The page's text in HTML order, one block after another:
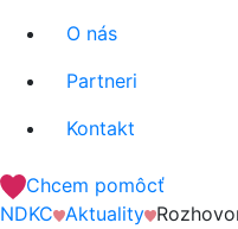
O nás
Partneri
Kontakt
Chcem pomôcť
NDKC Aktuality